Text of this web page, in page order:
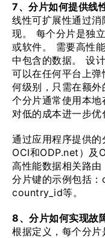
7、分片如何提供线
线性可扩展性通过
现。 每个分片是独
或软件。 需要高性
中包含的数据。 设
可以在任何平台上
何级别，只需在额
个分片通常使用本
对低的成本进一步优
通过应用程序提供
OCI和ODP.net）及
高性能数据相关路由
分片键的示例包括
country_id等。
8、分片如何实现故
根据定义，每个分